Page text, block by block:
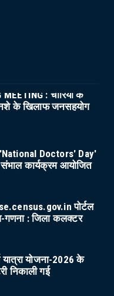
: चोरियों के
के खिलाफ जनसहयोग
'National Doctors' Day'
संभाल कार्यक्रम आयोजित
पोर्टल
गणना : जिला कलक्टर
यात्रा योजना-2026 के
निकाली गई